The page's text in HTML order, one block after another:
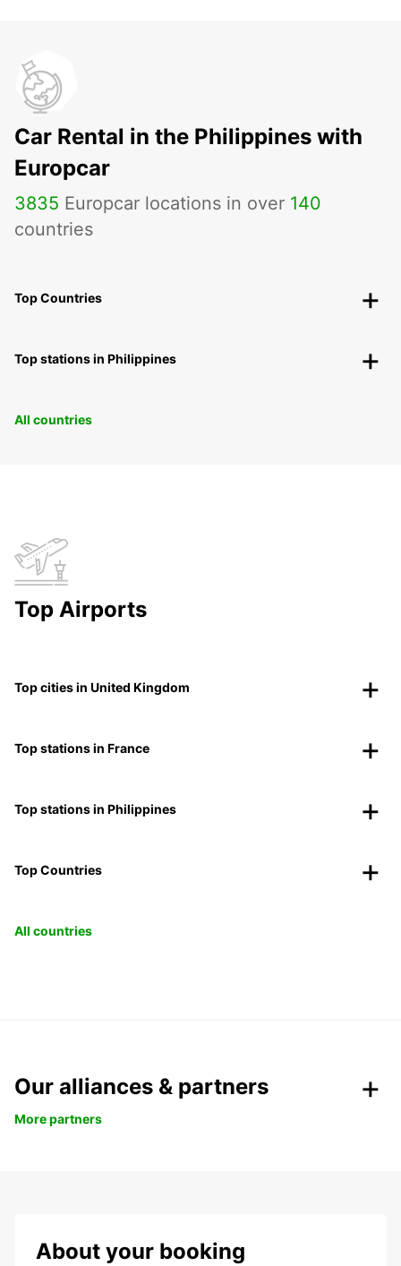
Car Rental in the Philippines with
Europcar
3835 Europcar locations in over 140
countries
Top Countries
Top stations in Philippines
All countries
Top Airports
Top cities in United Kingdom
Top stations in France
Top stations in Philippines
Top Countries
All countries
Our alliances & partners
More partners
About your booking